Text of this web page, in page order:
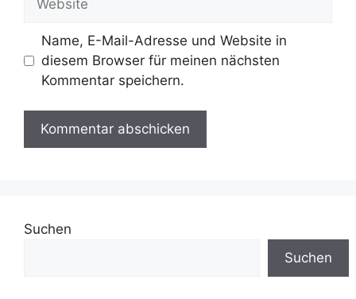
Name, E-Mail-Adresse und Website in
diesem Browser für meinen nächsten
Kommentar speichern.
Suchen
Suchen